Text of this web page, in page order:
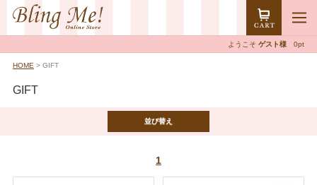
ようこそゲスト様 0pt
HOME > GIFT
GIFT
並び替え
1